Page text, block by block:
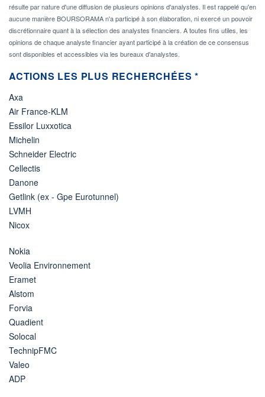
résulte par nature d'une diffusion de plusieurs opinions d'analystes. Il est rappelé qu'en
aucune manière BOURSORAMA n'a participé à son élaboration, ni exercé un pouvoir
discrétionnaire quant à la sélection des analystes financiers. A toutes fins utiles, les
opinions de chaque analyste financier ayant participé à la création de ce consensus
sont disponibles et accessibles via les bureaux d'analystes.
ACTIONS LES PLUS RECHERCHÉES *
Axa
Air France-KLM
Essilor Luxxotica
Michelin
Schneider Electric
Cellectis
Danone
Getlink (ex - Gpe Eurotunnel)
LVMH
Nicox
Nokia
Veolia Environnement
Eramet
Alstom
Forvia
Quadient
Solocal
TechnipFMC
Valeo
ADP